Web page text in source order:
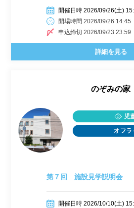
開催日時 2026/09/26(土)
開場時間 2026/09/26 14:45
申込締切 2026/09/23 23:59
詳細を見る
のぞみの家
児
オフラ
第７回 施設見学説明会
開催日時 2026/10/10(土)